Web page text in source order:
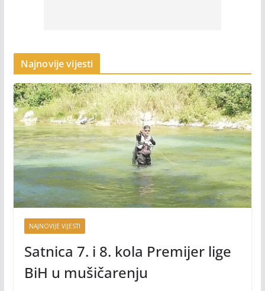
Najnovije vijesti
NAJNOVIJE VIJESTI
Satnica 7. i 8. kola Premijer lige
BiH u mušičarenju